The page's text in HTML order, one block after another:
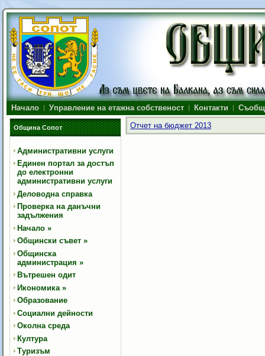
Начало Управление на етажна собственост Контакти
Община Сопот
Административни услуги
Единен портал за достъп
до електронни
административни услуги
Деловодна справка
Проверка на данъчни
задължения
Начало »
Общински съвет »
Общинска
администрация »
Вътрешен одит
Икономика »
Образование
Социални дейности
Околна среда
Култура
Туризъм
Отчет на бюджет 2013